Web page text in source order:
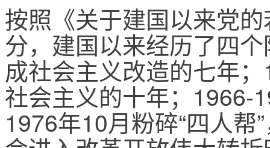
按照《关于建国以来党
分，建国以来经历了四
成社会主义改造的七年
社会主义的十年；1966-
1976年10月粉碎“四人